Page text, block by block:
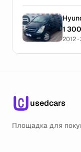
1
2012
usedcars
Площадка для